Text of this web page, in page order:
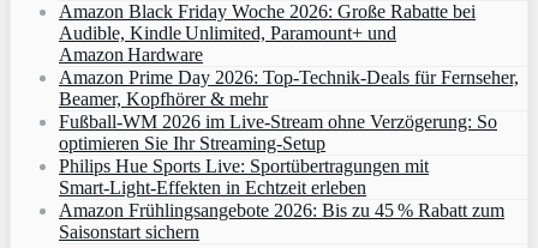
Amazon Black Friday Woche 2026: Große Rabatte bei
Audible, Kindle Unlimited, Paramount+ und
Amazon Hardware
Amazon Prime Day 2026: Top-Technik-Deals für Fernseher,
Beamer, Kopfhörer & mehr
Fußball-WM 2026 im Live-Stream ohne Verzögerung: So
optimieren Sie Ihr Streaming-Setup
Philips Hue Sports Live: Sportübertragungen mit
Smart‑Light‑Effekten in Echtzeit erleben
Amazon Frühlingsangebote 2026: Bis zu 45 % Rabatt zum
Saisonstart sichern